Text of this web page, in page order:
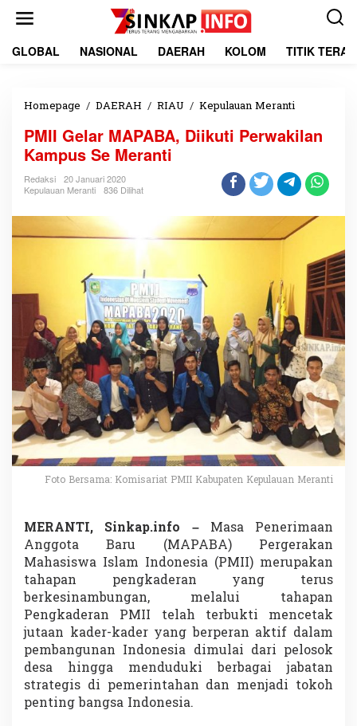
GLOBAL NASIONAL DAERAH KOLOM TITIK
Homepage / DAERAH / RIAU / Kepulauan Meranti
I
e
l
r
M
,
D
i
i
k
u
t
i
e
r
w
i
l
a
n
K
a
m
p
u
s
S
e
M
PMII Gelar MAPABA, Diikuti Perwakilan
Kampus Se Meranti
Redaksi
20 Januari 2020
Kepulauan Meranti
836 Dilihat
Foto Bersama: Komisariat PMII Kabupaten Kepulauan Meranti
MERANTI, Sinkap.info – Masa Penerimaan
Anggota Baru (MAPABA) Pergerakan
Mahasiswa Islam Indonesia (PMII) merupakan
tahapan pengkaderan yang terus
berkesinambungan, melalui tahapan
Pengkaderan PMII telah terbukti mencetak
jutaan kader-kader yang berperan aktif dalam
pembangunan Indonesia dimulai dari pelosok
desa hingga menduduki berbagai jabatan
strategis di pemerintahan dan menjadi tokoh
penting bangsa Indonesia.